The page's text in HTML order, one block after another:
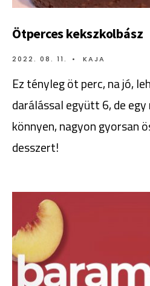
Ötperces kekszkolbász
2022. 08. 11. • KAJA
Ez tényleg öt perc, na jó,
darálással együtt 6, de egy
könnyen, nagyon gyorsan
desszert!